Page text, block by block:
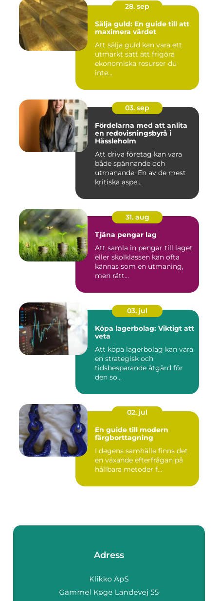
28. sep
Sälja guld: En guide till att
maximera värdet
Att sälja guld kan vara ett
utmärkt sätt att frigöra
ekonomiska resurser du
inte...
03. sep
Fördelarna med att anlita
en redovisningsbyrå i
Hässleholm
Att driva företag kan vara
både spännande och
utmanande. En av de mest
kritiska aspe...
31. aug
Tjäna pengar lag
Att samla in pengar till laget
eller skolklassen kan ofta
kännas som en utmaning,
men rätt...
03. jul
Köpa lagerbolag: Viktigt att
veta
Att köpa lagerbolag kan vara
en strategisk och
tidsbesparande åtgärd för
den so...
02. jul
En guide till modern
färgborttagning
I dagens samhälle finns det
en växande efterfrågan på
hållbara metoder f...
Adress